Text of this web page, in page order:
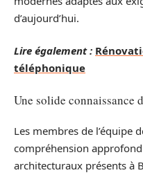
d’aujourd’hui.
Lire également :
téléphonique
Une solide connaissance
Les membres de l’équipe
compréhension
architecturaux présents à